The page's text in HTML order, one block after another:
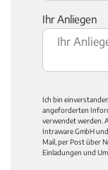
Ihr Anliegen
Ich bin
angeforderten
verwendet werden.
Intraware GmbH
Mail, per Post über
Einladungen und